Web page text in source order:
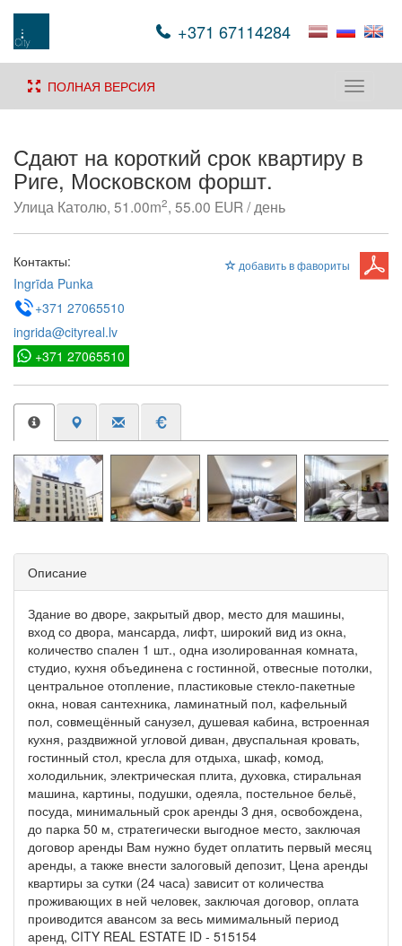
+371 67114284
Toggle
ПОЛНАЯ ВЕРСИЯ
Сдают на короткий срок квартиру в
Риге, Московском форшт.
Улица Католю, 51.00m2, 55.00 EUR / день
добавить в фавориты
Контакты:
Ingrīda Punka
+371 27065510
ingrida@cityreal.lv
+371 27065510
Описание
Здание во дворе, закрытый двор, место для машины,
вход со двора, мансарда, лифт, широкий вид из окна,
количество спален 1 шт., одна изолированная комната,
студио, кухня объединена с гостинной, отвесные потолки,
центральное отопление, пластиковые стекло-пакетные
окна, новая сантехника, ламинатный пол, кафельный
пол, совмещённый санузел, душевая кабина, встроенная
кухня, раздвижной угловой диван, двуспальная кровать,
гостинный стол, кресла для отдыха, шкаф, комод,
холодильник, электрическая плита, духовка, стиральная
машина, картины, подушки, одеяла, постельное бельё,
посуда, минимальный срок аренды 3 дня, освобождена,
до парка 50 м, стратегически выгодное место, заключая
договор аренды Вам нужно будет оплатить первый месяц
аренды, а также внести залоговый депозит, Цена аренды
квартиры за сутки (24 часа) зависит от количества
проживающих в ней человек, заключая договор, оплата
проиводится авансом за весь мимимальный период
аренд, CITY REAL ESTATE ID - 515154